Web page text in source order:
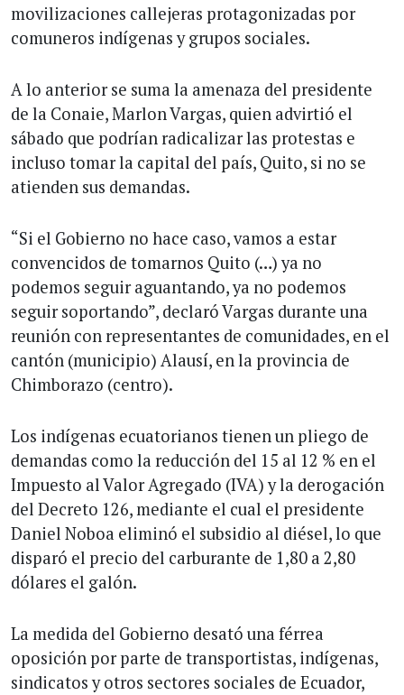
movilizaciones callejeras protagonizadas por
comuneros indígenas y grupos sociales.
A lo anterior se suma la amenaza del presidente
de la Conaie, Marlon Vargas, quien advirtió el
sábado que podrían radicalizar las protestas e
incluso tomar la capital del país, Quito, si no se
atienden sus demandas.
“Si el Gobierno no hace caso, vamos a estar
convencidos de tomarnos Quito (…) ya no
podemos seguir aguantando, ya no podemos
seguir soportando”, declaró Vargas durante una
reunión con representantes de comunidades, en el
cantón (municipio) Alausí, en la provincia de
Chimborazo (centro).
Los indígenas ecuatorianos tienen un pliego de
demandas como la reducción del 15 al 12 % en el
Impuesto al Valor Agregado (IVA) y la derogación
del Decreto 126, mediante el cual el presidente
Daniel Noboa eliminó el subsidio al diésel, lo que
disparó el precio del carburante de 1,80 a 2,80
dólares el galón.
La medida del Gobierno desató una férrea
oposición por parte de transportistas, indígenas,
sindicatos y otros sectores sociales de Ecuador,